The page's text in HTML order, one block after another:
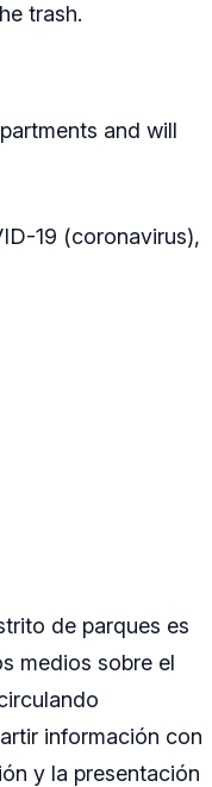
trash.
and will
19 (coronavirus),
de parques es
medios sobre el
información con
y la presentación